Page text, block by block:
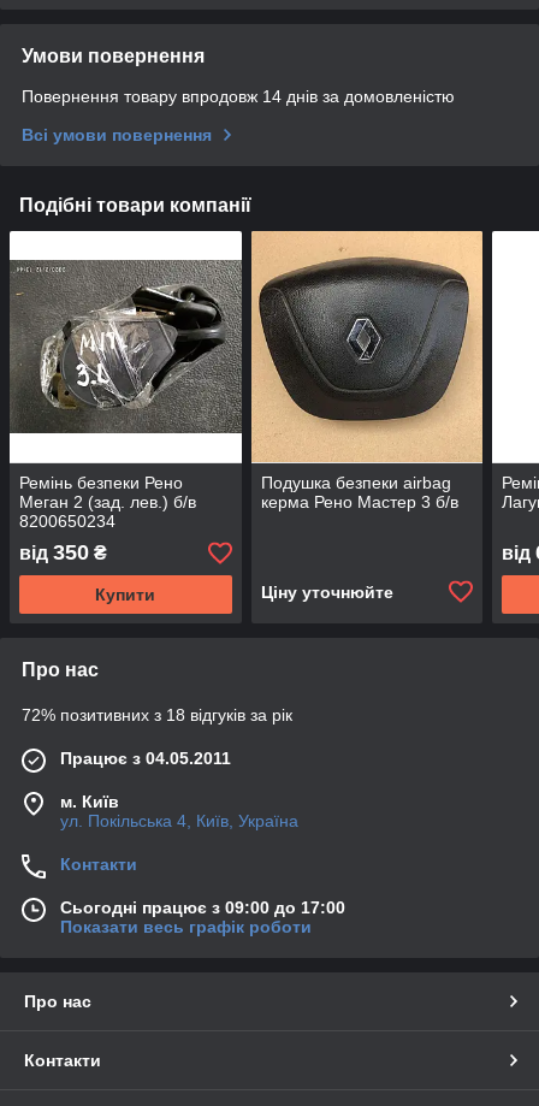
Умови повернення
Повернення товару впродовж 14 днів за домовленістю
Всі умови повернення
Подібні товари компанії
Ремінь безпеки Рено
Меган 2 (зад. лев.) б/в
8200650234
від 350 ₴
Купити
Подушка безпеки airbag
керма Рено Мастер 3 б/в
Ціну уточнюйте
від
Про нас
72% позитивних з 18 відгуків за рік
Працює з 04.05.2011
м. Київ
ул. Покільська 4, Київ, Україна
Контакти
Сьогодні працює з 09:00 до 17:00
Показати весь графік роботи
Про нас
Контакти